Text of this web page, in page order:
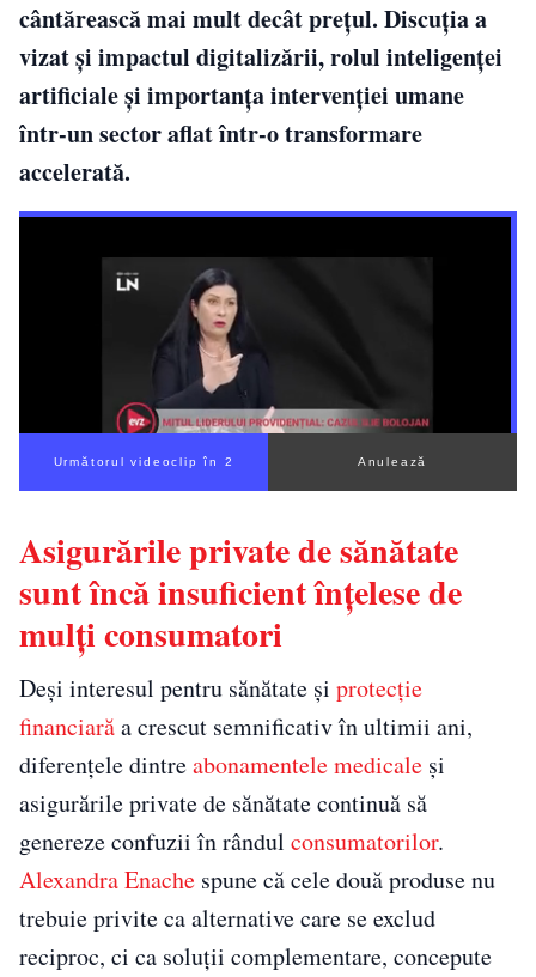
cântărească mai mult decât prețul. Discuția a
vizat și impactul digitalizării, rolul inteligenței
artificiale și importanța intervenției umane
într-un sector aflat într-o transformare
accelerată.
Următorul videoclip în 1 Anulează
Asigurările private de sănătate
sunt încă insuficient înțelese de
mulți consumatori
Deși interesul pentru sănătate și protecție
financiarăa crescut semnificativ în ultimii ani,
diferențele dintreabonamentele medicale și
asigurările private de sănătate continuă să
genereze confuzii în rândul consumatorilor.
Alexandra Enache spune că cele două produse nu
trebuie privite ca alternative care se exclud
reciproc, ci ca soluții complementare, concepute